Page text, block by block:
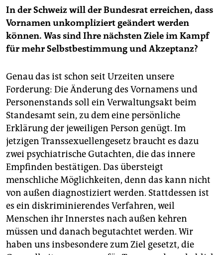
In der Schweiz will der Bundesrat erreichen, dass
Vornamen unkompliziert geändert werden
können. Was sind Ihre nächsten Ziele im Kampf
für mehr Selbstbestimmung und Akzeptanz?
Genau das ist schon seit Urzeiten unsere
Forderung: Die Änderung des Vornamens und
Personenstands soll ein Verwaltungsakt beim
Standesamt sein, zu dem eine persönliche
Erklärung der jeweiligen Person genügt. Im
jetzigen Transsexuellengesetz braucht es dazu
zwei psychiatrische Gutachten, die das innere
Empfinden bestätigen. Das übersteigt
menschliche Möglichkeiten, denn das kann nicht
von außen diagnostiziert werden. Stattdessen ist
es ein diskriminierendes Verfahren, weil
Menschen ihr Innerstes nach außen kehren
müssen und danach begutachtet werden. Wir
haben uns insbesondere zum Ziel gesetzt, die